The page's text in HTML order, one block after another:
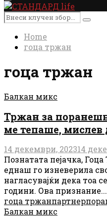
Primary
Menu
Search
for:
Search
Home
гоца тржан
гоца тржан
Балкан микс
Тржан за
ме тепаше, мислев
14 декември, 202314
Познатата пејачка,
еднаш го изневерила
нагласувајќи дека тоа
години. Ова признание...
гоца тржанпартнер
Балкан микс